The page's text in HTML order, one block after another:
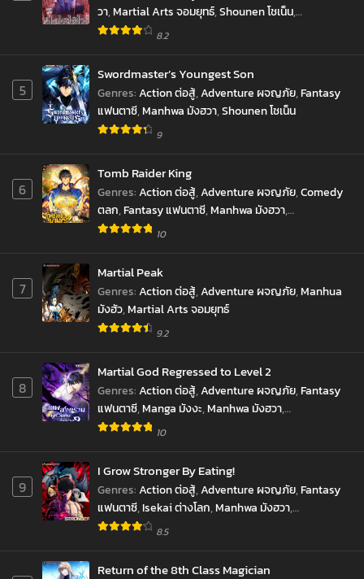
วา,Martial Arts จอมยุทธ์,Shounen โชเน็น,
Supernatural เหนือธรรมชาติ
8.2
5
Swordmaster’s Youngest Son
Genres:Action ต่อสู้,Adventure ผจญภัย,Fantasy
แฟนตาซี,Manhwa มังฮวา,Shounen โชเน็น
9
6
Tomb Raider King
Genres:Action ต่อสู้,Adventure ผจญภัย,Comedy
ตลก,Fantasy แฟนตาซี,Manhwa มังฮวา,
Reincarnation เกิดใหม่
10
7
Martial Peak
Genres:Action ต่อสู้,Adventure ผจญภัย,Manhua
มังฮัว,Martial Arts จอมยุทธ์
9.2
8
Martial God Regressed to Level 2
Genres:Action ต่อสู้,Adventure ผจญภัย,Fantasy
แฟนตาซี,Manga มังงะ,Manhwa มังฮวา,
Reincarnation เกิดใหม่
10
9
I Grow Stronger By Eating!
Genres:Action ต่อสู้,Adventure ผจญภัย,Fantasy
แฟนตาซี,Isekai ต่างโลก,Manhwa มังฮวา,
Psychological จิตวิทยา
8.5
Return of the 8th Class Magician